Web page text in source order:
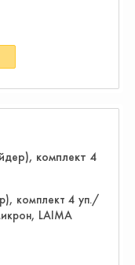
комплект 4 уп./
LAIMA